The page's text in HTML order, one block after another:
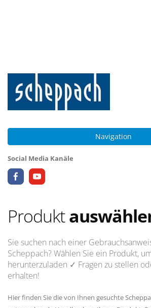
Navigation
Social Media Kanäle
Produkt
Sie suchen nach einer
Scheppach? Wählen Sie ein Produkt,
herunterzuladen ✓ Fragen zu stellen
erhalten!
Hier finden Sie die von Ihnen gesuchte